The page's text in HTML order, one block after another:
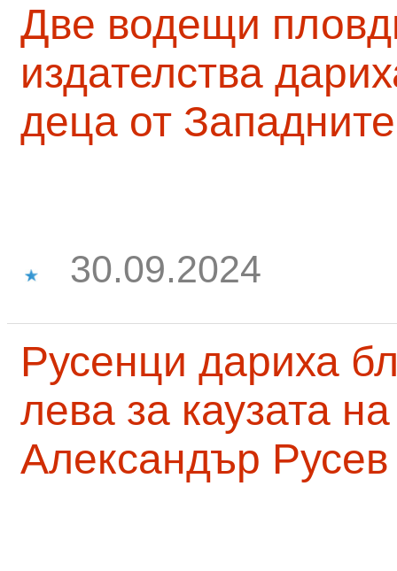
Две водещи
издателства
деца от
30.09.2024
Русенци дариха
лева за каузата
Александър Русев